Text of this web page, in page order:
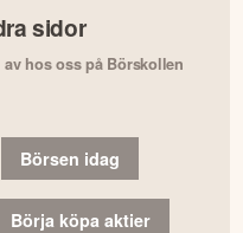
sidor
hos oss på Börskollen
Börsen idag
Börja köpa aktier